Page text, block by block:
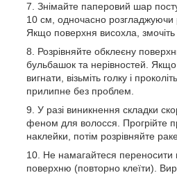
Знімайте паперовий шар
10 см, одночасно
Якщо поверхня висохла, змочіть
Розрівняйте обклеєну
бульбашок та нерівностей.
вигнати, візьміть голку і
прилипне без проблем.
У разі виникнення складки
феном для волосся. Прогрійте
наклейки, потім розрівняйте
Не намагайтеся переносити
поверхню (повторно клеїти).